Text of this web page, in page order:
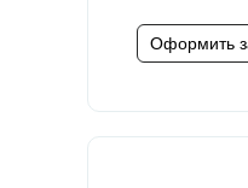
Оформить